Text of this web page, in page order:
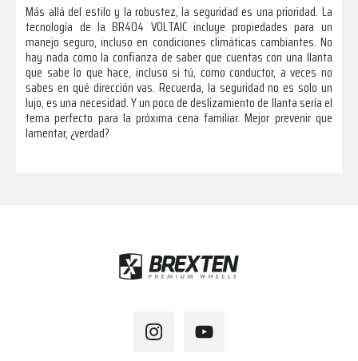
Más allá del estilo y la robustez, la seguridad es una prioridad. La
tecnología de la BR404 VOLTAIC incluye propiedades para un
manejo seguro, incluso en condiciones climáticas cambiantes. No
hay nada como la confianza de saber que cuentas con una llanta
que sabe lo que hace, incluso si tú, como conductor, a veces no
sabes en qué dirección vas. Recuerda, la seguridad no es solo un
lujo, es una necesidad. Y un poco de deslizamiento de llanta sería el
tema perfecto para la próxima cena familiar. Mejor prevenir que
lamentar, ¿verdad?